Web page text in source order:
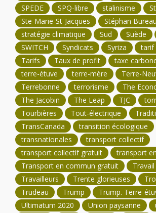
SPEDE
SPQ-libre stalinisme
Ste-Marie-St-Jacques
Stéphan Bureau
stratégie climatique
Sud Suède
SWITCH
Syndicats Syriza
tarif
Tarifs
Taux de profit
taxe
terre-étuve
terre-mère
Terre-
Terrebonne
terrorisme
The
The Jacobin
The Leap TJC
Tourbières
Tout-électrique
TransCanada
transition écologique
transnationales
transport collectif
transport collectif gratuit
transport
Transport en commun gratuit
Travailleurs
Trente glorieuses
Trudeau
Trump Trump. Terre-
Ultimatum 2020
Union paysanne